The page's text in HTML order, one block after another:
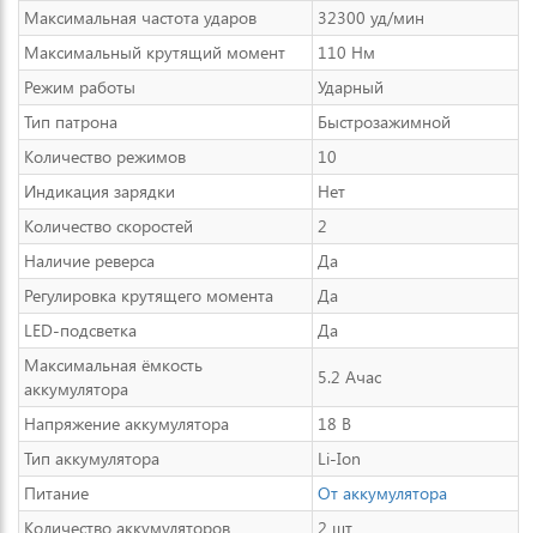
Максимальная частота ударов
32300 уд/мин
Максимальный крутящий момент
110 Нм
Режим работы
Ударный
Тип патрона
Быстрозажимной
Количество режимов
10
Индикация зарядки
Нет
Количество скоростей
2
Наличие реверса
Да
Регулировка крутящего момента
Да
LED-подсветка
Да
Максимальная ёмкость
аккумулятора
5.2 Ачас
Напряжение аккумулятора
18 В
Тип аккумулятора
Li-Ion
Питание
От аккумулятора
Количество аккумуляторов
2 шт